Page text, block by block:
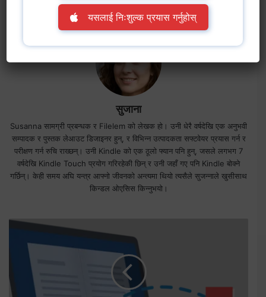
सुजाना
Susanna सामग्री प्रबन्धक र Filelem को लेखक हो। उनी धेरै वर्षदेखि एक अनुभवी
सम्पादक र पुस्तक लेआउट डिजाइनर हुन्, र विभिन्न उत्पादकता सफ्टवेयर प्रयास गर्न र
परीक्षण गर्न रुचि राख्छन्। उनी Kindle को एक ठूलो फ्यान पनि हुन्, जसले लगभग 7
वर्षदेखि Kindle Touch प्रयोग गरिरहेकी छिन् र उनी जहाँ गए पनि Kindle बोक्ने
गर्छिन्। केही समय अघि यन्त्र आफ्नो जीवनको अन्त्यमा थियो त्यसैले सुजन्नाले खुसीसाथ
किन्डल ओएसिस किन्नुभयो।
यसलाई निःशुल्क प्रयास गर्नुहोस्